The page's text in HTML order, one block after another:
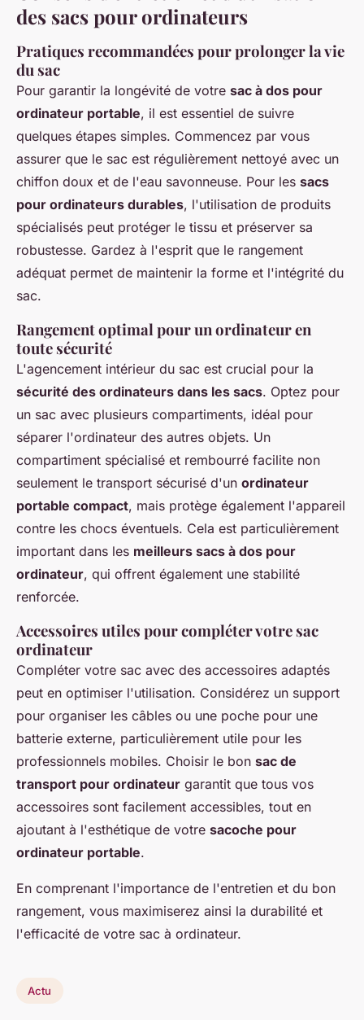
des sacs pour ordinateurs
Pratiques recommandées pour prolonger la vie
du sac
Pour garantir la longévité de votre sac à dos pour
ordinateur portable, il est essentiel de suivre
quelques étapes simples. Commencez par vous
assurer que le sac est régulièrement nettoyé avec un
chiffon doux et de l'eau savonneuse. Pour les sacs
pour ordinateurs durables, l'utilisation de produits
spécialisés peut protéger le tissu et préserver sa
robustesse. Gardez à l'esprit que le rangement
adéquat permet de maintenir la forme et l'intégrité du
sac.
Rangement optimal pour un ordinateur en
toute sécurité
L'agencement intérieur du sac est crucial pour la
sécurité des ordinateurs dans les sacs. Optez pour
un sac avec plusieurs compartiments, idéal pour
séparer l'ordinateur des autres objets. Un
compartiment spécialisé et rembourré facilite non
seulement le transport sécurisé d'un ordinateur
portable compact, mais protège également l'appareil
contre les chocs éventuels. Cela est particulièrement
important dans les meilleurs sacs à dos pour
ordinateur, qui offrent également une stabilité
renforcée.
Accessoires utiles pour compléter votre sac
ordinateur
Compléter votre sac avec des accessoires adaptés
peut en optimiser l'utilisation. Considérez un support
pour organiser les câbles ou une poche pour une
batterie externe, particulièrement utile pour les
professionnels mobiles. Choisir le bon sac de
transport pour ordinateur garantit que tous vos
accessoires sont facilement accessibles, tout en
ajoutant à l'esthétique de votre sacoche pour
ordinateur portable.
En comprenant l'importance de l'entretien et du bon
rangement, vous maximiserez ainsi la durabilité et
l'efficacité de votre sac à ordinateur.
Actu